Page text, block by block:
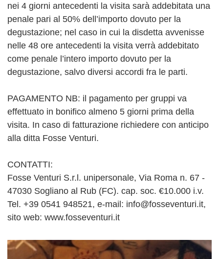
nei 4 giorni antecedenti la visita sarà addebitata una
penale pari al 50% dell’importo dovuto per la
degustazione; nel caso in cui la disdetta avvenisse
nelle 48 ore antecedenti la visita verrà addebitato
come penale l’intero importo dovuto per la
degustazione, salvo diversi accordi fra le parti.
PAGAMENTO NB: il pagamento per gruppi va
effettuato in bonifico almeno 5 giorni prima della
visita. In caso di fatturazione richiedere con anticipo
alla ditta Fosse Venturi.
CONTATTI:
Fosse Venturi S.r.l. unipersonale, Via Roma n. 67 -
47030 Sogliano al Rub (FC). cap. soc. €10.000 i.v.
Tel. +39 0541 948521, e-mail: info@fosseventuri.it,
sito web: www.fosseventuri.it